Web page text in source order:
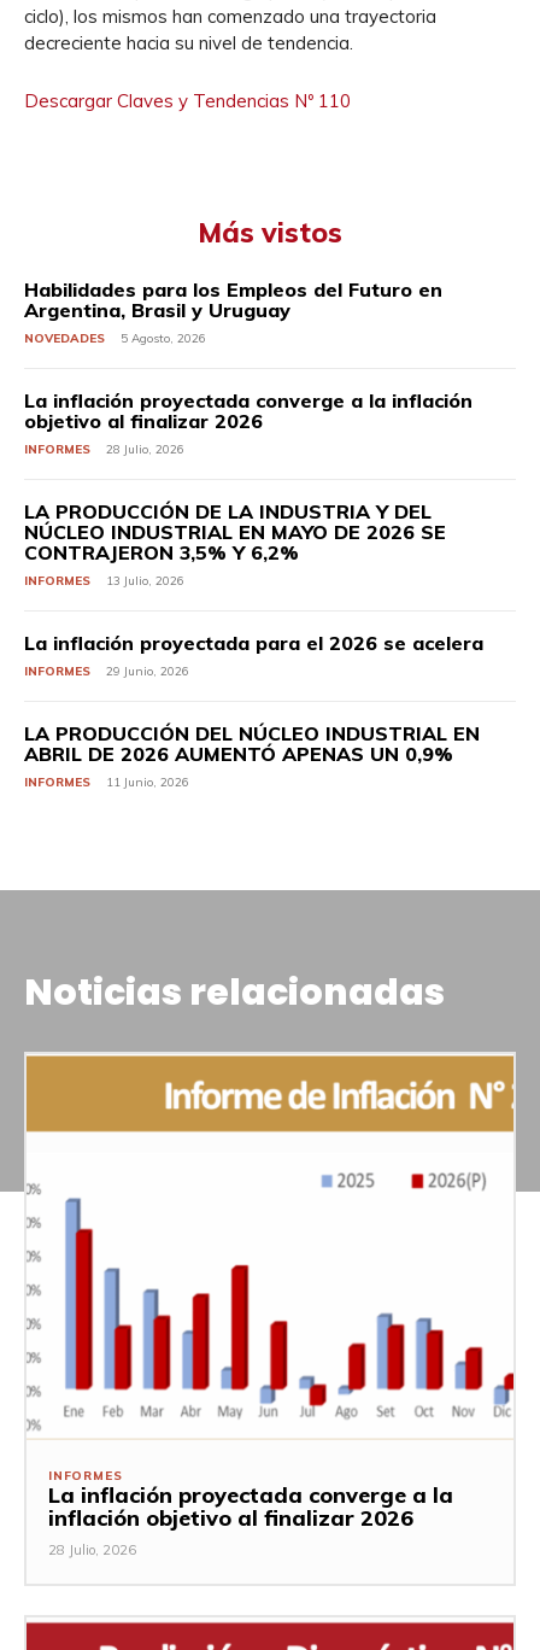
ciclo), los mismos han comenzado una trayectoria
decreciente hacia su nivel de tendencia.
Descargar Claves y Tendencias Nº 110
Más vistos
Habilidades para los Empleos del Futuro en
Argentina, Brasil y Uruguay
NOVEDADES 5 Agosto, 2026
La inflación proyectada converge a la inflación
objetivo al finalizar 2026
INFORMES 28 Julio, 2026
LA PRODUCCIÓN DE LA INDUSTRIA Y DEL
NÚCLEO INDUSTRIAL EN MAYO DE 2026 SE
CONTRAJERON 3,5% Y 6,2%
INFORMES 13 Julio, 2026
La inflación proyectada para el 2026 se acelera
INFORMES 29 Junio, 2026
LA PRODUCCIÓN DEL NÚCLEO INDUSTRIAL EN
ABRIL DE 2026 AUMENTÓ APENAS UN 0,9%
INFORMES 11 Junio, 2026
Noticias relacionadas
INFORMES
La inflación proyectada converge a la
inflación objetivo al finalizar 2026
28 Julio, 2026